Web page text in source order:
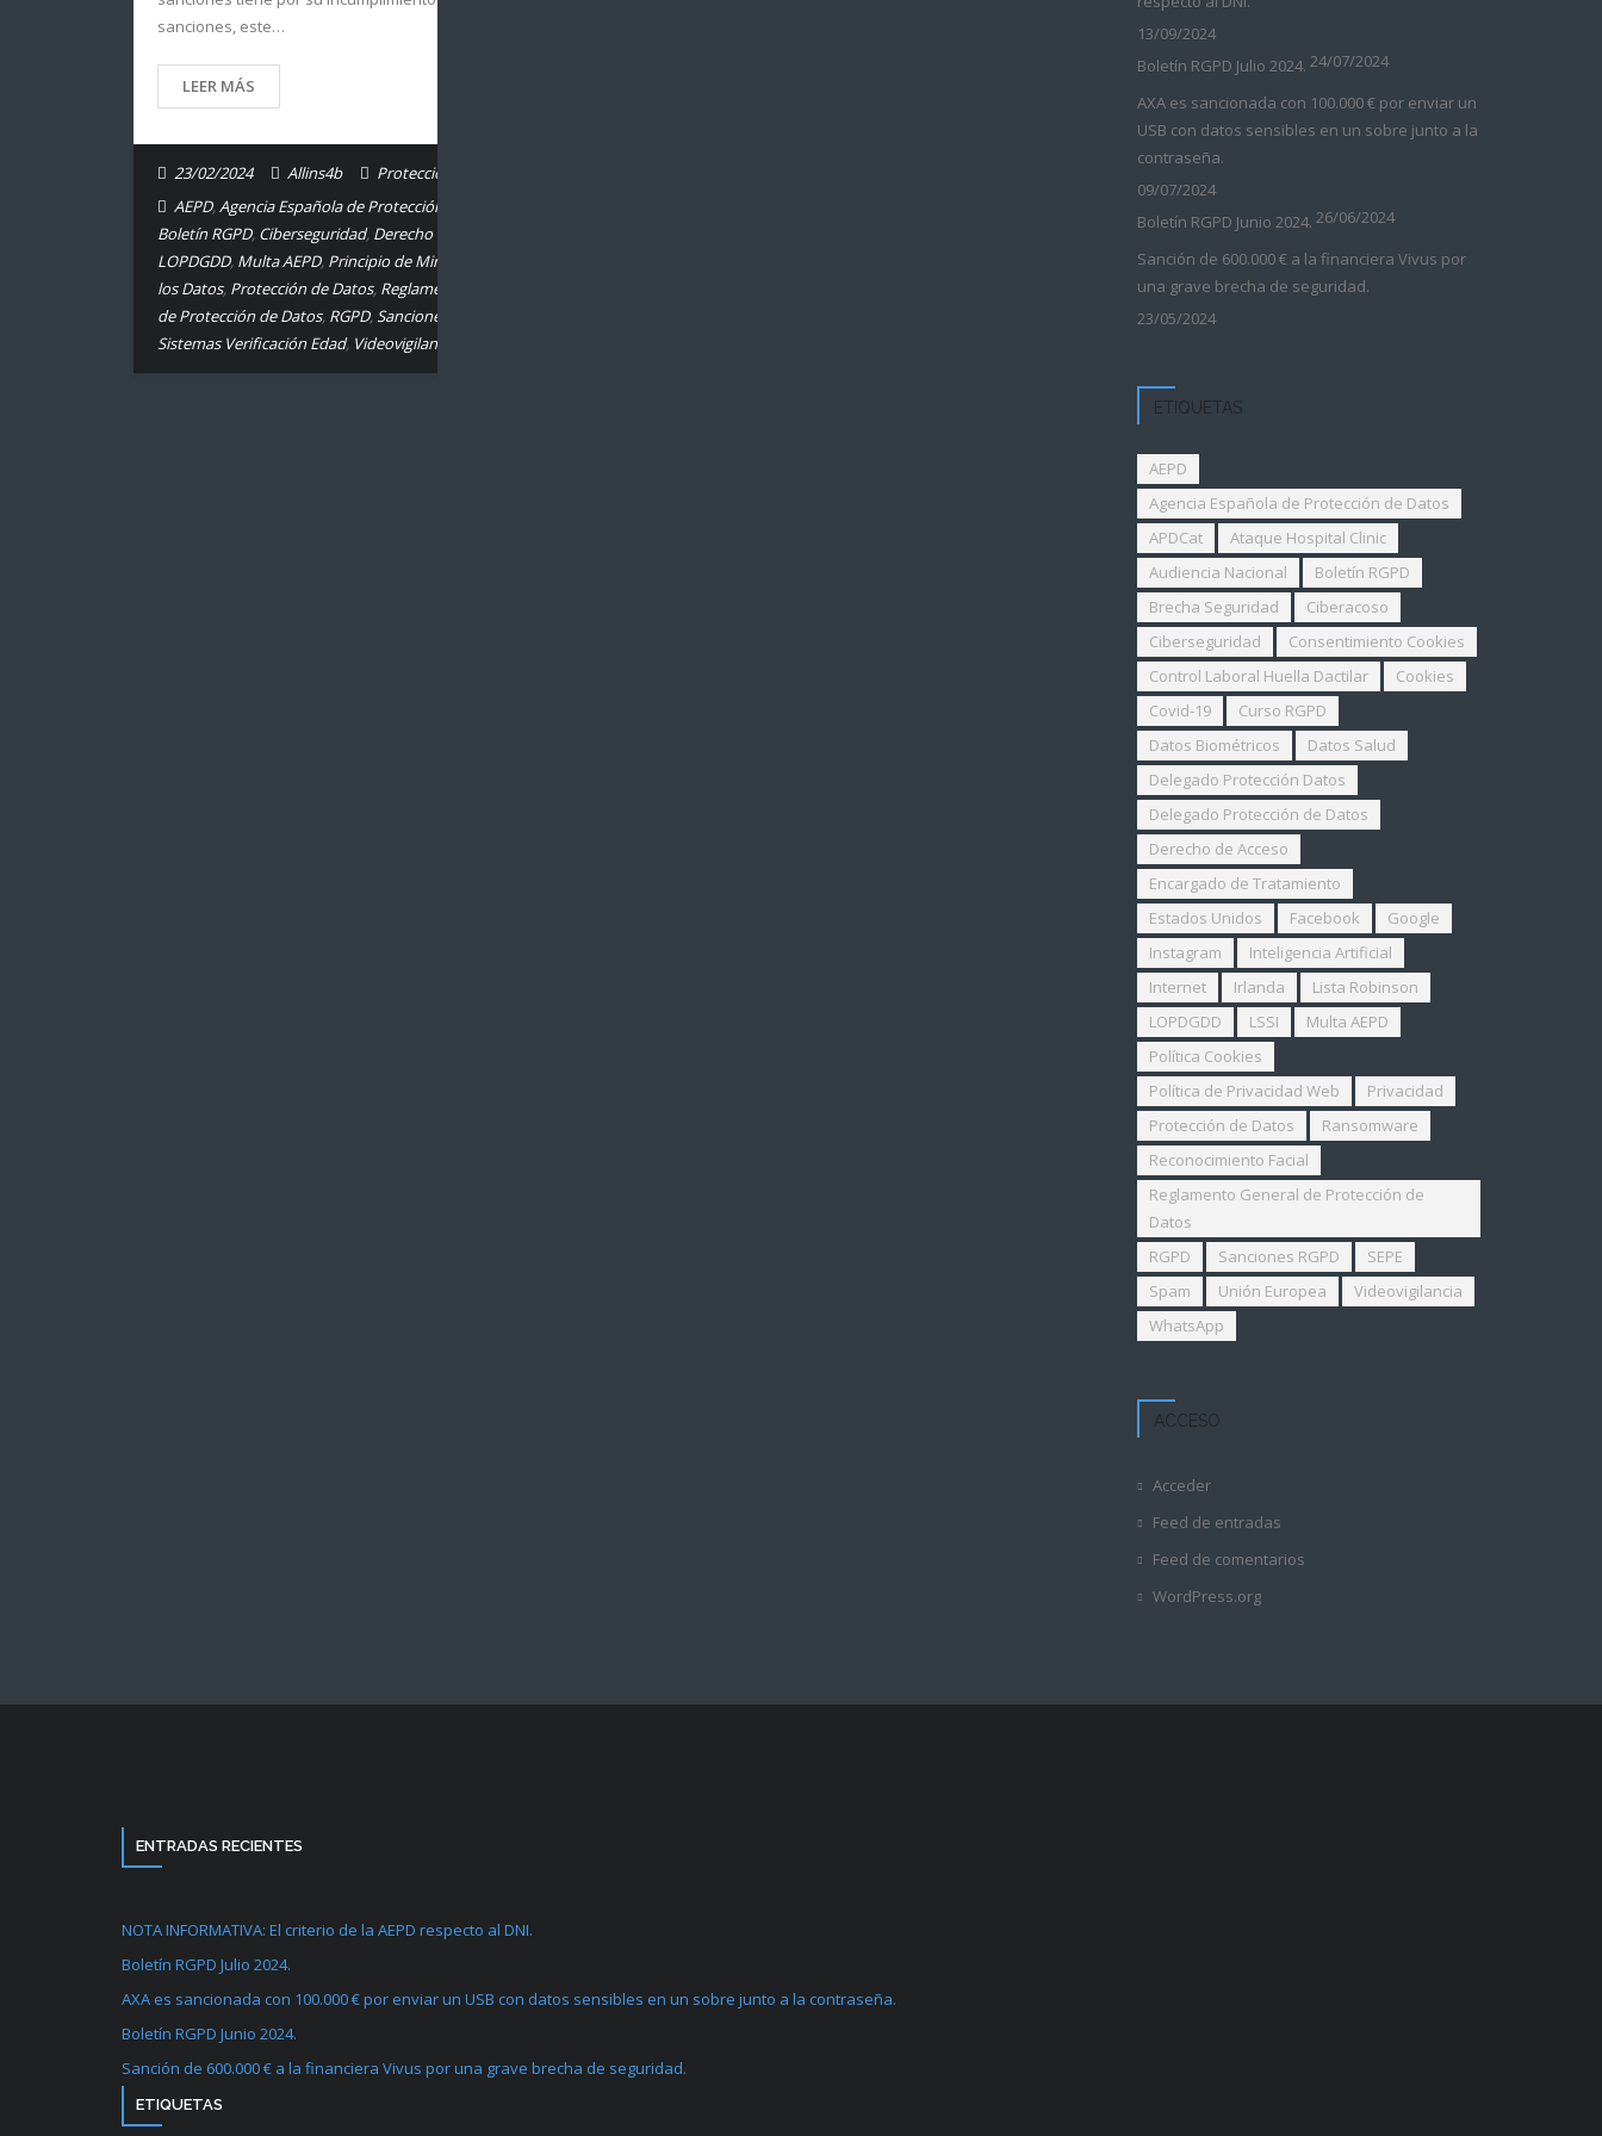
sanciones, este…
LEER MÁS
23/02/2024 Allins4b
Protección de Datos.
AEPD,Agencia Española de Protección de Datos
Boletín RGPD, Ciberseguridad, Derecho de Acceso
LOPDGDD, Multa AEPD, Principio de Minimización de
los Datos, Protección de Datos, Reglamento General
de Protección de Datos, RGPD,Sanciones RGPD
Sistemas Verificación Edad, Videovigilancia
13/09/2024
Boletín RGPD Julio 2024. 24/07/2024
AXA es sancionada con 100.000 € por enviar un
USB con datos sensibles en un sobre junto a la
contraseña.
09/07/2024
Boletín RGPD Junio 2024. 26/06/2024
Sanción de 600.000 € a la financiera Vivus por
una grave brecha de seguridad.
23/05/2024
ETIQUETAS
AEPD
Agencia Española de Protección de Datos
APDCat
Ataque Hospital Clinic
Audiencia Nacional
Boletín RGPD
Brecha Seguridad
Ciberacoso
Ciberseguridad
Consentimiento Cookies
Control Laboral Huella Dactilar
Cookies
Covid-19
Curso RGPD
Datos Biométricos
Datos Salud
Delegado Protección Datos
Delegado Protección de Datos
Derecho de Acceso
Encargado de Tratamiento
Estados Unidos
Facebook
Google
Instagram
Inteligencia Artificial
Internet
Irlanda
Lista Robinson
LOPDGDD
LSSI
Multa AEPD
Política Cookies
Política de Privacidad Web
Privacidad
Protección de Datos
Ransomware
Reconocimiento Facial
Reglamento General de Protección de
Datos
RGPD
Sanciones RGPD
SEPE
Spam
Unión Europea
Videovigilancia
WhatsApp
ACCESO
Acceder
Feed de entradas
Feed de comentarios
WordPress.org
ENTRADAS RECIENTES
NOTA INFORMATIVA: El criterio de la AEPD respecto al DNI.
Boletín RGPD Julio 2024.
AXA es sancionada con 100.000 € por enviar un USB con datos sensibles en un sobre junto a la contraseña.
Boletín RGPD Junio 2024.
Sanción de 600.000 € a la financiera Vivus por una grave brecha de seguridad.
ETIQUETAS